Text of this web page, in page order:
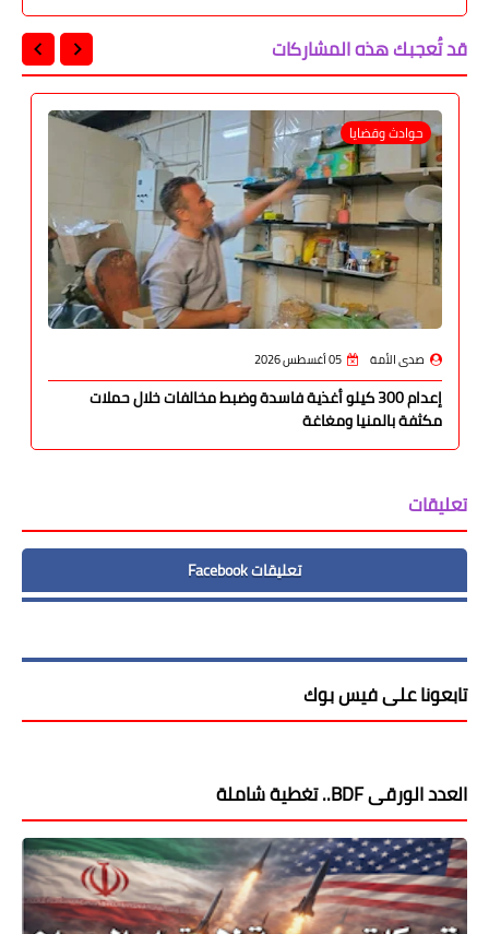
قد تُعجبك هذه المشاركات
حوادث وقضايا
صدى الأمة 05 أغسطس 2026
إعدام 300 كيلو أغذية فاسدة وضبط مخالفات خلال حملات
مكثفة بالمنيا ومغاغة
تعليقات
تعليقات Facebook
تابعونا على فيس بوك
العدد الورقى BDF.. تغطية شاملة